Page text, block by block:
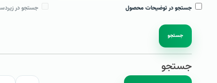
جستجو در توضیحات محصول جستجو در
جستجو
جستجو